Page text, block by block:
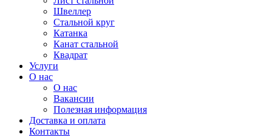
Швеллер
Стальной круг
Катанка
Канат стальной
Квадрат
Услуги
О нас
О нас
Вакансии
Полезная информация
Доставка и оплата
Контакты